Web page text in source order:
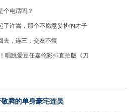
个电话吗？
了许嵩，那个不愿意妥协的才子
去，连三：交友不慎
唱跳爱豆任嘉伦彩排直拍版《刀
腾的单身豪宅连吴